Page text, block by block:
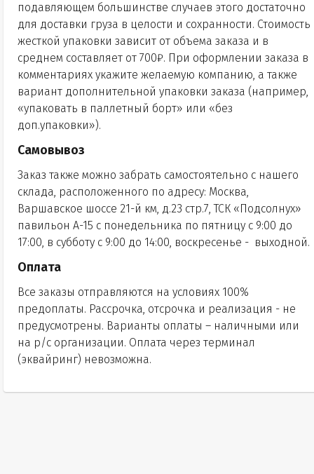
подавляющем большинстве случаев этого достаточно
для доставки груза в целости и сохранности. Стоимость
жесткой упаковки зависит от объема заказа и в
среднем составляет от 700₽. При оформлении заказа в
комментариях укажите желаемую компанию, а также
вариант дополнительной упаковки заказа (например,
«упаковать в паллетный борт» или «без
доп.упаковки»).
Самовывоз
Заказ также можно забрать самостоятельно с нашего
склада, расположенного по адресу: Москва,
Варшавское шоссе 21-й км, д.23 стр.7, ТСК «Подсолнух»
павильон А-15 с понедельника по пятницу с 9:00 до
17:00, в субботу с 9:00 до 14:00, воскресенье - выходной.
Оплата
Все заказы отправляются на условиях 100%
предоплаты. Рассрочка, отсрочка и реализация - не
предусмотрены. Варианты оплаты – наличными или
на р/с организации. Оплата через терминал
(эквайринг) невозможна.